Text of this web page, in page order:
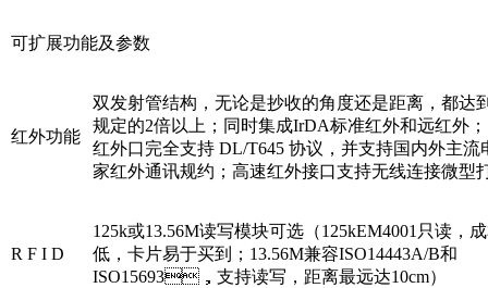
可扩展功能及参数
红外功能
双发射管结构，无论是抄收的角度还是距离，都达
规定的2倍以上；同时集成IrDA标准红外和远红外
红外口完全支持 DL/T645 协议，并支持国内外主流
家红外通讯规约；高速红外接口支持无线连接微型
R F I D
125k或13.56M读写模块可选（125kEM4001只读，
低，卡片易于买到；13.56M兼容ISO14443A/B和
ISO15693，支持读写，距离最远达10cm）